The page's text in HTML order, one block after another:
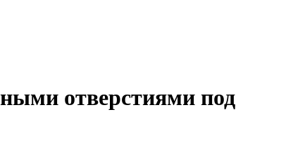
отверстиями под